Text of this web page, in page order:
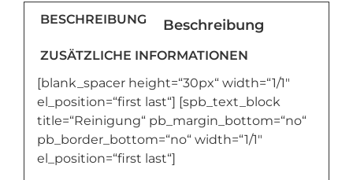
BESCHREIBUNG
ZUSÄTZLICHE INFORMATIONEN
Beschreibung
[blank_spacer height=“30px“ width=“1/1″
el_position=“first last“] [spb_text_block
title=“Reinigung“ pb_margin_bottom=“no“
pb_border_bottom=“no“ width=“1/1″
el_position=“first last“]